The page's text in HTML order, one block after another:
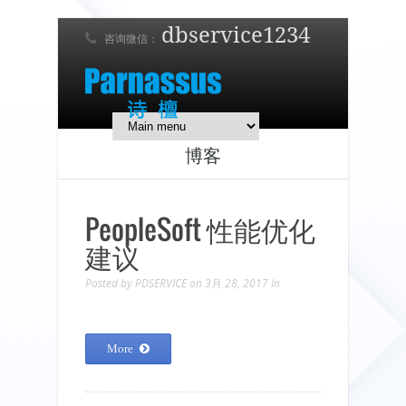
咨询微信： dbservice1234
7 x 24 在线支持！
简体中文 日本語
博客
PeopleSoft 性能优化
建议
Posted by PDSERVICE on 3月 28, 2017 In
More